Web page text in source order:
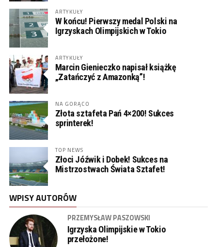
ARTYKUŁY
W końcu! Pierwszy medal Polski na
Igrzyskach Olimpijskich w Tokio
ARTYKUŁY
Marcin Gienieczko napisał książkę
„Zatańczyć z Amazonką”!
NA GORĄCO
Złota sztafeta Pań 4×200! Sukces
sprinterek!
TOP NEWS
Złoci Jóźwik i Dobek! Sukces na
Mistrzostwach Świata Sztafet!
WPISY AUTORÓW
PRZEMYSŁAW PASZOWSKI
Igrzyska Olimpijskie w Tokio
przełożone!